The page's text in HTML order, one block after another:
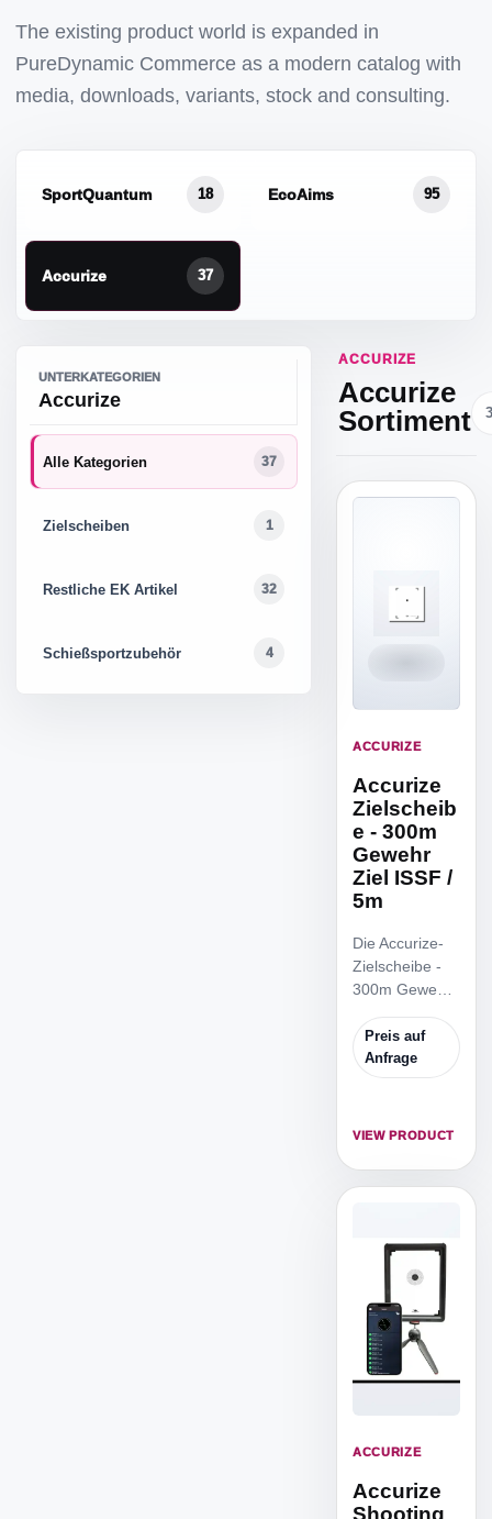
The existing product world is expanded in
PureDynamic Commerce as a modern catalog with
media, downloads, variants, stock and consulting.
SportQuantum 18 EcoAims 95
Accurize 37
UNTERKATEGORIEN
Accurize
Alle Kategorien 37
Zielscheiben 1
Restliche EK Artikel 32
Schießsportzubehör 4
ACCURIZE
Accurize
Sortiment
ACCURIZE
Accurize
Zielscheib
e - 300m
Gewehr
Ziel ISSF /
5m
Die Accurize-
Zielscheibe -
300m Gewehr
ist die
reduzierte
ISSF
um von 5m
trainieren.
Preis auf
Anfrage
VIEW PRODUCT
ACCURIZE
Accurize
Shooting